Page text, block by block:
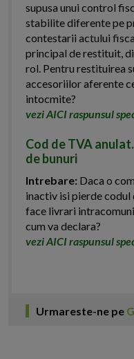
supusa unui control
stabilite diferente pe
contestarii actului
principal de restituit,
rol. Pentru restituirea
accesoriilor aferente
intocmite?
vezi AICI raspunsul
Cod de TVA
de bunuri
Intrebare: Daca o
inactiv isi pierde codul
face livrari
cum va declara?
vezi AICI raspunsul
Urmareste-ne pe